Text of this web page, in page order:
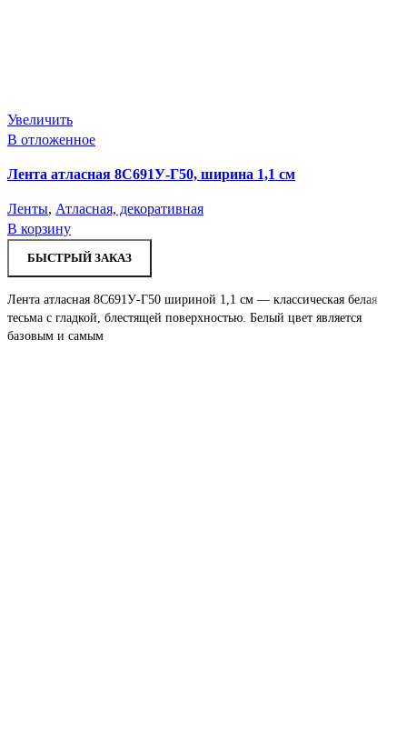
Увеличить
В отложенное
Лента атласная 8С691У-Г50, ширина 1,1 см
Ленты, Атласная, декоративная
В корзину
БЫСТРЫЙ ЗАКАЗ
Лента атласная 8С691У-Г50 шириной 1,1 см — классическая белая
тесьма с гладкой, блестящей поверхностью. Белый цвет является
базовым и самым